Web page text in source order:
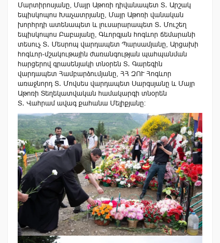
Մարտիրոսյանը, Մայր Աթոռի դիվանապետ Տ․ Արշակ
եպիսկոպոս Խաչատրյանը, Մայր Աթոռի վանական
խորհրդի ատենապետ և լուսարարապետ Տ․ Մուշեղ
եպիսկոպոս Բաբայանը, Գևորգյան հոգևոր ճեմարանի
տեսուչ Տ․ Մեսրոպ վարդապետ Պարսամյանը, Արցախի
հոգևոր-մշակութային ժառանգության պահպանման
հարցերով գրասենյակի տնօրեն Տ․ Գարեգին
վարդապետ Համբարձումյանը, ՀՀ ԶՈՒ Հոգևոր
առաջնորդ Տ․ Մովսես վարդապետ Սարգսյանը և Մայր
Աթոռի Տեղեկատվական համակարգի տնօրեն
Տ․ Վահրամ ավագ քահանա Մելիքյանը։